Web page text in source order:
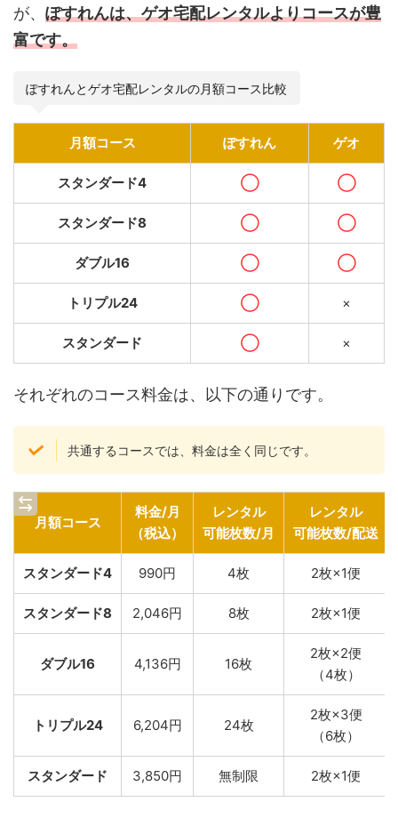
が、 ぽすれんは、ゲオ宅配レンタルよりコースが豊
富です。
ぽすれんとゲオ宅配レンタルの月額コース比較
月額コース ぽすれん ゲオ
スタンダード4 ◯ ◯
スタンダード8 ◯ ◯
ダブル16 ◯ ◯
トリプル24 ◯ ×
スタンダード ◯ ×
それぞれのコース料金は、以下の通りです。
共通するコースでは、料金は全く同じです。
月額コース
料金/月
（税込）
レンタル
可能枚数/月
レンタル
可能枚数/配送
スタンダード4 990円 4枚 2枚×1便
スタンダード8 2,046円 8枚 2枚×1便
ダブル16 4,136円 16枚
2枚×2便
（4枚）
トリプル24 6,204円 24枚
2枚×3便
（6枚）
スタンダード 3,850円 無制限 2枚×1便